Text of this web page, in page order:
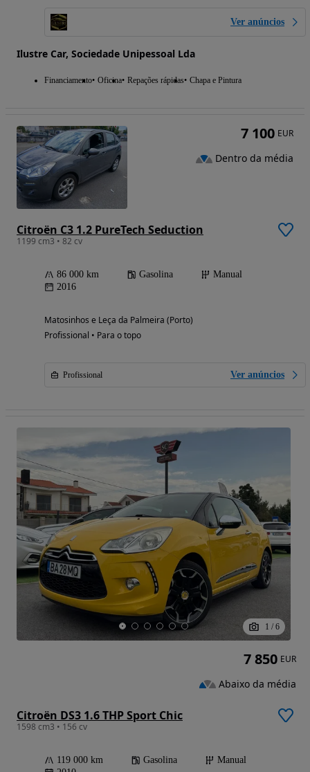
Ver anúncios
Ilustre Car, Sociedade Unipessoal Lda
Financiamento Oficina Repações rápidas Chapa e Pintura
Citroën C3 1.2 PureTech Seduction
1199 cm3 • 82 cv
86 000 km Gasolina
Manual
2016
Matosinhos e Leça da Palmeira (Porto)
Profissional • Para o topo
Profissional Ver anúncios
7 100 EUR
Dentro da média
1 / 6
Citroën DS3 1.6 THP Sport Chic
1598 cm3 • 156 cv
119 000 km Gasolina
Manual
7 850 EUR
Abaixo da média